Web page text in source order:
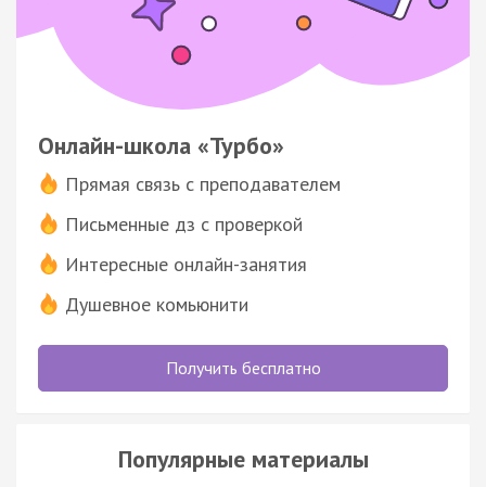
Онлайн-школа «Турбо»
Прямая связь с преподавателем
Письменные дз с проверкой
Интересные онлайн-занятия
Душевное комьюнити
Получить бесплатно
Популярные материалы